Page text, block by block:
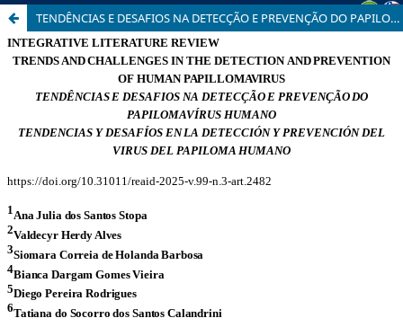
TENDÊNCIAS E DESAFIOS NA DETECÇÃO E PREVENÇÃO DO PAPILOMAVÍRUS HUMANO